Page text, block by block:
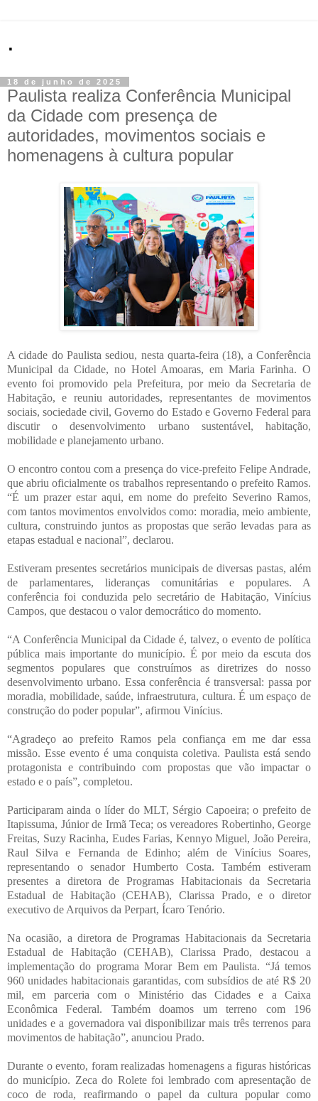
.
18 de junho de 2025
Paulista realiza Conferência Municipal
da Cidade com presença de
autoridades, movimentos sociais e
homenagens à cultura popular
A cidade do Paulista sediou, nesta quarta-feira (18), a Conferência
Municipal da Cidade, no Hotel Amoaras, em Maria Farinha. O
evento foi promovido pela Prefeitura, por meio da Secretaria de
Habitação, e reuniu autoridades, representantes de movimentos
sociais, sociedade civil, Governo do Estado e Governo Federal para
discutir o desenvolvimento urbano sustentável, habitação,
mobilidade e planejamento urbano.
O encontro contou com a presença do vice-prefeito Felipe Andrade,
que abriu oficialmente os trabalhos representando o prefeito Ramos.
“É um prazer estar aqui, em nome do prefeito Severino Ramos,
com tantos movimentos envolvidos como: moradia, meio ambiente,
cultura, construindo juntos as propostas que serão levadas para as
etapas estadual e nacional”, declarou.
Estiveram presentes secretários municipais de diversas pastas, além
de parlamentares, lideranças comunitárias e populares. A
conferência foi conduzida pelo secretário de Habitação, Vinícius
Campos, que destacou o valor democrático do momento.
“A Conferência Municipal da Cidade é, talvez, o evento de política
pública mais importante do município. É por meio da escuta dos
segmentos populares que construímos as diretrizes do nosso
desenvolvimento urbano. Essa conferência é transversal: passa por
moradia, mobilidade, saúde, infraestrutura, cultura. É um espaço de
construção do poder popular”, afirmou Vinícius.
“Agradeço ao prefeito Ramos pela confiança em me dar essa
missão. Esse evento é uma conquista coletiva. Paulista está sendo
protagonista e contribuindo com propostas que vão impactar o
estado e o país”, completou.
Participaram ainda o líder do MLT, Sérgio Capoeira; o prefeito de
Itapissuma, Júnior de Irmã Teca; os vereadores Robertinho, George
Freitas, Suzy Racinha, Eudes Farias, Kennyo Miguel, João Pereira,
Raul Silva e Fernanda de Edinho; além de Vinícius Soares,
representando o senador Humberto Costa. Também estiveram
presentes a diretora de Programas Habitacionais da Secretaria
Estadual de Habitação (CEHAB), Clarissa Prado, e o diretor
executivo de Arquivos da Perpart, Ícaro Tenório.
Na ocasião, a diretora de Programas Habitacionais da Secretaria
Estadual de Habitação (CEHAB), Clarissa Prado, destacou a
implementação do programa Morar Bem em Paulista. “Já temos
960 unidades habitacionais garantidas, com subsídios de até R$ 20
mil, em parceria com o Ministério das Cidades e a Caixa
Econômica Federal. Também doamos um terreno com 196
unidades e a governadora vai disponibilizar mais três terrenos para
movimentos de habitação”, anunciou Prado.
Durante o evento, foram realizadas homenagens a figuras históricas
do município. Zeca do Rolete foi lembrado com apresentação de
coco de roda, reafirmando o papel da cultura popular como